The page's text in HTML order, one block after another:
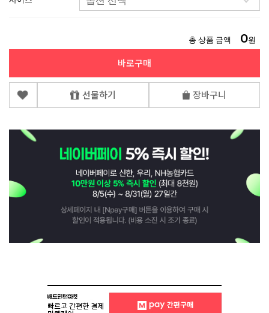
총 상품 금액 0원
바로구매
선물하기 장바구니